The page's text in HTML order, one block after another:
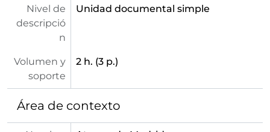
Nivel de
descripció
n
Unidad documental simple
Volumen y
soporte
2 h. (3 p.)
Área de contexto